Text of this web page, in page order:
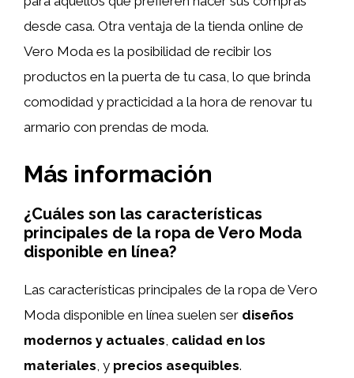
desde casa. Otra ventaja de la tienda online de
Vero Moda es la posibilidad de recibir los
productos en la puerta de tu casa, lo que brinda
comodidad y practicidad a la hora de renovar tu
armario con prendas de moda.
Más información
¿Cuáles son las características
principales de la ropa de Vero Moda
disponible en línea?
Las características principales de la ropa de Vero
Moda disponible en línea suelen ser diseños
modernos y actuales calidad en los
materiales , y precios asequibles.